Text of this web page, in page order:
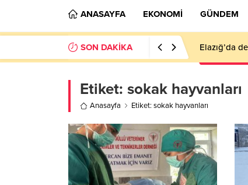
ANASAYFA EKONOMİ GÜNDEM
SON DAKİKA Elazığ’da
Etiket: sokak hayvanları
Anasayfa Etiket: sokak hayvanları